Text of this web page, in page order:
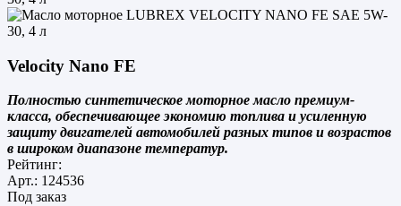
Velocity Nano FE
Полностью синтетическое моторное масло премиум-
класса, обеспечивающее экономию топлива и усиленную
защиту двигателей автомобилей разных типов и возрастов
в широком диапазоне температур.
Рейтинг:
Арт.: 124536
Под заказ